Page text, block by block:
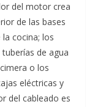
del motor crea
de las bases
cocina; los
de agua
o los
eléctricas y
del cableado es